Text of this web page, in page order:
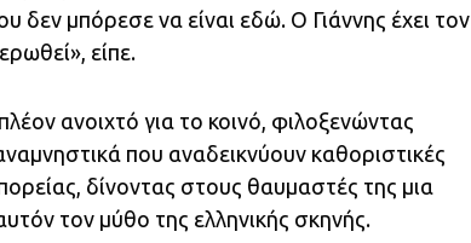
δεν μπόρεσε να είναι εδώ. Ο Γιάννης έχει τον
είπε.
ανοιχτό για το κοινό, φιλοξενώντας
που αναδεικνύουν καθοριστικές
δίνοντας στους θαυμαστές της μια
τον μύθο της ελληνικής σκηνής.